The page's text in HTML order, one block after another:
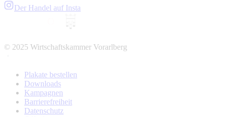
Der Handel auf Insta
© 2025 Wirtschaftskammer Vorarlberg
Plakate bestellen
Downloads
Kampagnen
Barrierefreiheit
Datenschutz